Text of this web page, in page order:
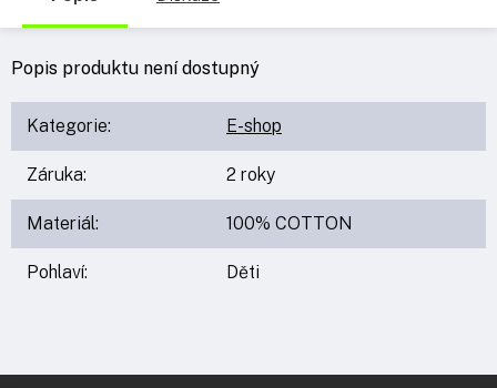
Popis produktu není dostupný
Kategorie: E-shop
Záruka: 2 roky
Materiál: 100% COTTON
Pohlaví: Děti